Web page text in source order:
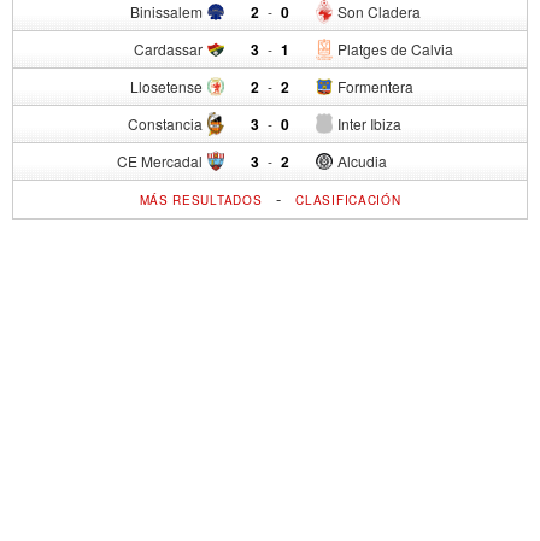
Binissalem 2 - Son Cladera
0
Cardassar 3 - Platges de Calvia
1
Llosetense 2 - Formentera
2
Constancia 3 - Inter Ibiza
0
CE Mercadal 3 - Alcudia
2
MÁS RESULTADOS -CLASIFICACIÓN